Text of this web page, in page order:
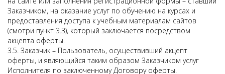
Заказчиком, на оказание услуг по обучению на курсах и
предоставления доступа к учебным материалам сайтов
(смотри пункт 3.3), который заключается посредством
акцепта оферты.
3.5. Заказчик – Пользователь, осуществивший акцепт
оферты, и являющийся таким образом Заказчиком услуг
Исполнителя по заключенному Договору оферты.